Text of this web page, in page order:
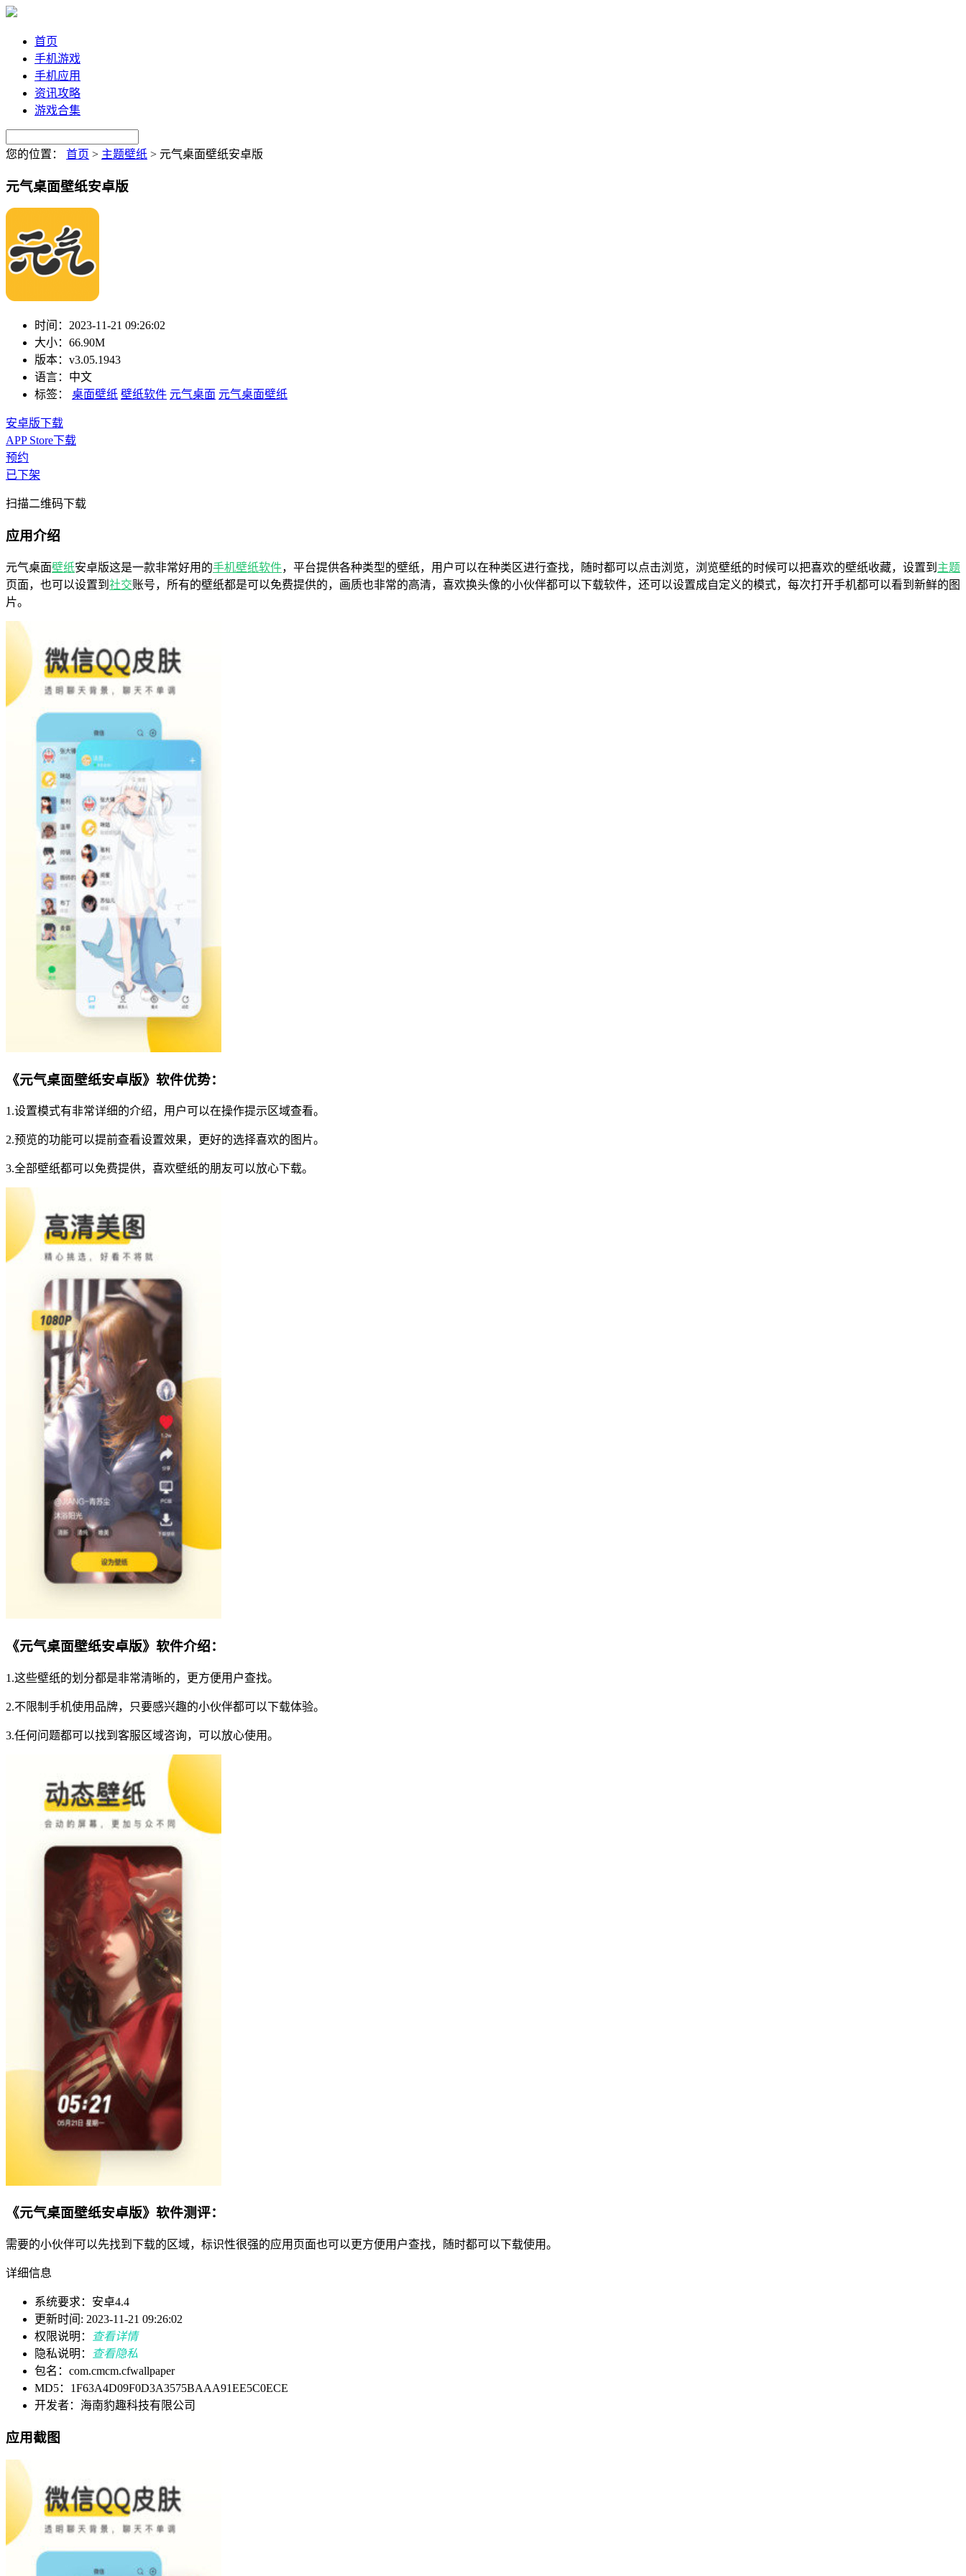
首页
手机游戏
手机应用
资讯攻略
游戏合集
您的位置： 首页 > 主题壁纸 > 元气桌面壁纸安卓版
元气桌面壁纸安卓版
时间： 2023-11-21 09:26:02
大小： 66.90M
版本： v3.05.1943
语言： 中文
标签：
桌面壁纸 壁纸软件 元气桌面 元气桌面壁纸
安卓版下载
APP Store下载
预约
已下架
扫描二维码下载
应用介绍
元气桌面壁纸安卓版这是一款非常好用的手机壁纸软件，平台提供各种类型的壁纸，用户可以在种类区进行查找，随时都可以点击浏览，浏览壁纸的时候可以把喜欢的壁纸收藏，设置到 主题
页面，也可以设置到 社交账号，所有的壁纸都是可以免费提供的，画质也非常的高清，喜欢换头像的小伙伴都可以下载软件，还可以设置成自定义的模式，每次打开手机都可以看到新鲜的图
片。
《元气桌面壁纸安卓版》软件优势：
1.设置模式有非常详细的介绍，用户可以在操作提示区域查看。
2.预览的功能可以提前查看设置效果，更好的选择喜欢的图片。
3.全部壁纸都可以免费提供，喜欢壁纸的朋友可以放心下载。
《元气桌面壁纸安卓版》软件介绍：
1.这些壁纸的划分都是非常清晰的，更方便用户查找。
2.不限制手机使用品牌，只要感兴趣的小伙伴都可以下载体验。
3.任何问题都可以找到客服区域咨询，可以放心使用。
《元气桌面壁纸安卓版》软件测评：
需要的小伙伴可以先找到下载的区域，标识性很强的应用页面也可以更方便用户查找，随时都可以下载使用。
详细信息
系统要求：安卓4.4
更新时间: 2023-11-21 09:26:02
权限说明：
查看详情
隐私说明：
查看隐私
包名：com.cmcm.cfwallpaper
MD5：1F63A4D09F0D3A3575BAAA91EE5C0ECE
开发者：海南豹趣科技有限公司
应用截图